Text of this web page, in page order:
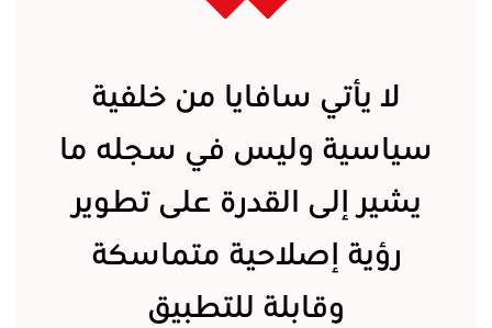
لا يأتي سافايا من خلفية
سياسية وليس في سجله ما
يشير إلى القدرة على تطوير
رؤية إصلاحية متماسكة
وقابلة للتطبيق